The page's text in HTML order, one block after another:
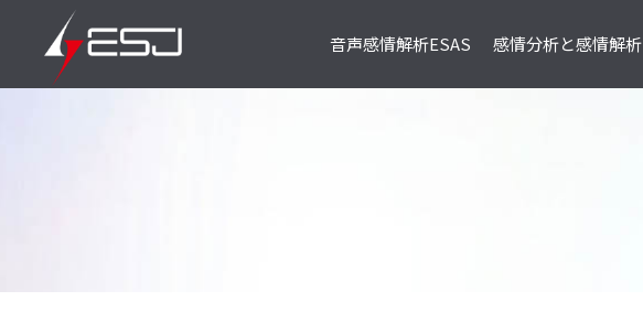
音声感情解析ESAS 感情分析と感情解析